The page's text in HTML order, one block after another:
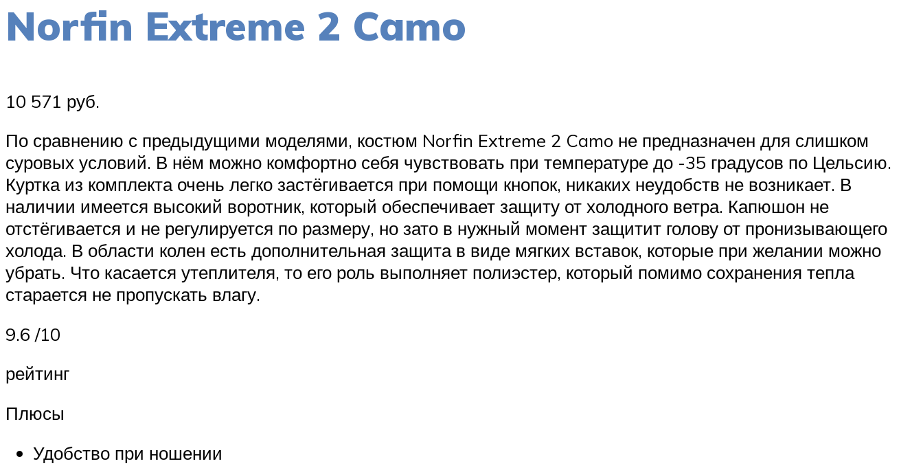
Norfin Extreme 2 Camo
10 571 руб.
По сравнению с предыдущими моделями, костюм Norfin Extreme 2 Camo не предназначен для слишком
суровых условий. В нём можно комфортно себя чувствовать при температуре до -35 градусов по Цельсию.
Куртка из комплекта очень легко застёгивается при помощи кнопок, никаких неудобств не возникает. В
наличии имеется высокий воротник, который обеспечивает защиту от холодного ветра. Капюшон не
отстёгивается и не регулируется по размеру, но зато в нужный момент защитит голову от пронизывающего
холода. В области колен есть дополнительная защита в виде мягких вставок, которые при желании можно
убрать. Что касается утеплителя, то его роль выполняет полиэстер, который помимо сохранения тепла
старается не пропускать влагу.
9.6 /10
рейтинг
Плюсы
Удобство при ношении